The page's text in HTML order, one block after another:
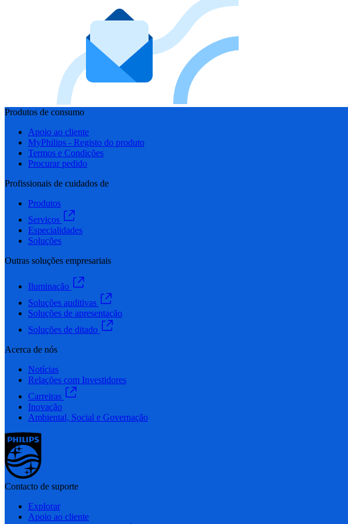
Produtos de consumo
Apoio ao cliente
MyPhilips - Registo do produto
Termos e Condições
Procurar pedido
Profissionais de cuidados de
Produtos
Serviços
Especialidades
Soluções
Outras soluções empresariais
Iluminação
Soluções auditivas
Soluções de apresentação
Soluções de ditado
Acerca de nós
Notícias
Relações com Investidores
Carreiras
Inovação
Ambiental, Social e Governação
Contacto de suporte
Explorar
Apoio ao cliente